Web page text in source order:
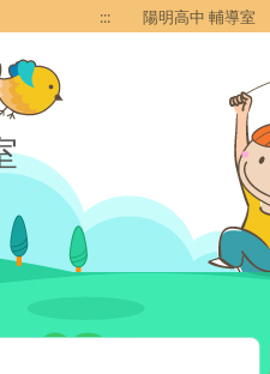
::: 陽明高中 輔導室